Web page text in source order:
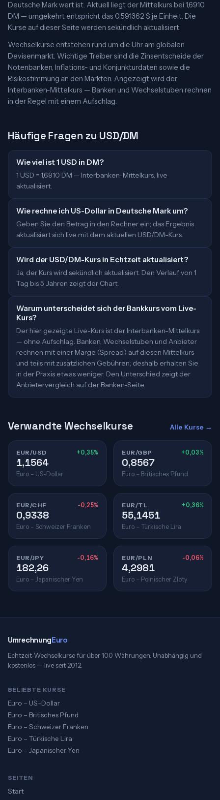
Deutsche Mark wert ist. Aktuell liegt der Mittelkurs bei 1,6910
DM — umgekehrt entspricht das 0,591362 $ je Einheit. Die
Kurse auf dieser Seite werden sekündlich aktualisiert.
Wechselkurse entstehen rund um die Uhr am globalen
Devisenmarkt. Wichtige Treiber sind die Zinsentscheide der
Notenbanken, Inflations- und Konjunkturdaten sowie die
Risikostimmung an den Märkten. Angezeigt wird der
Interbanken-Mittelkurs — Banken und Wechselstuben rechnen
in der Regel mit einem Aufschlag.
Häufige Fragen zu USD/DM
Wie viel ist 1 USD in DM?
1 USD = 1,6910 DM — Interbanken-Mittelkurs, live
aktualisiert.
Wie rechne ich US-Dollar in Deutsche Mark um?
Geben Sie den Betrag in den Rechner ein; das Ergebnis
aktualisiert sich live mit dem aktuellen USD/DM-Kurs.
Wird der USD/DM-Kurs in Echtzeit aktualisiert?
Ja, der Kurs wird sekündlich aktualisiert. Den Verlauf von 1
Tag bis 5 Jahren zeigt der Chart.
Warum unterscheidet sich der Bankkurs vom Live-
Kurs?
Der hier gezeigte Live-Kurs ist der Interbanken-Mittelkurs
— ohne Aufschlag. Banken, Wechselstuben und Anbieter
rechnen mit einer Marge (Spread) auf diesen Mittelkurs
und teils mit zusätzlichen Gebühren; deshalb erhalten Sie
in der Praxis etwas weniger. Den Unterschied zeigt der
Anbietervergleich auf der Banken-Seite.
Verwandte Wechselkurse Alle Kurse →
EUR/USD +0,35%
1,1564
Euro – US-Dollar
EUR/GBP +0,03%
0,8567
Euro – Britisches Pfund
EUR/CHF -0,25%
0,9338
Euro – Schweizer Franken
EUR/TL +0,36%
55,1451
Euro – Türkische Lira
EUR/JPY -0,16%
182,26
Euro – Japanischer Yen
EUR/PLN -0,06%
4,2981
Euro – Polnischer Zloty
UmrechnungEuro
Echtzeit-Wechselkurse für über 100 Währungen. Unabhängig und
kostenlos — live seit 2012.
BELIEBTE KURSE
Euro – US-Dollar
Euro – Britisches Pfund
Euro – Schweizer Franken
Euro – Türkische Lira
Euro – Japanischer Yen
SEITEN
Start